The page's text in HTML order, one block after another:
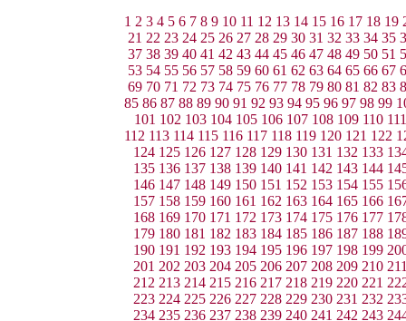
1 2 3 4 5 6 7 8 9 10 11 12 13 14 15 16 17 18 19
21 22 23 24 25 26 27 28 29 30 31 32 33 34 35
37 38 39 40 41 42 43 44 45 46 47 48 49 50 51
53 54 55 56 57 58 59 60 61 62 63 64 65 66 67
69 70 71 72 73 74 75 76 77 78 79 80 81 82 83
85 86 87 88 89 90 91 92 93 94 95 96 97 98 99
101 102 103 104 105 106 107 108 109 110 111
112 113 114 115 116 117 118 119 120 121 122
124 125 126 127 128 129 130 131 132 133
135 136 137 138 139 140 141 142 143 144
146 147 148 149 150 151 152 153 154 155
157 158 159 160 161 162 163 164 165 166
168 169 170 171 172 173 174 175 176 177
179 180 181 182 183 184 185 186 187 188
190 191 192 193 194 195 196 197 198 199
201 202 203 204 205 206 207 208 209 210
212 213 214 215 216 217 218 219 220 221
223 224 225 226 227 228 229 230 231 232
234 235 236 237 238 239 240 241 242 243